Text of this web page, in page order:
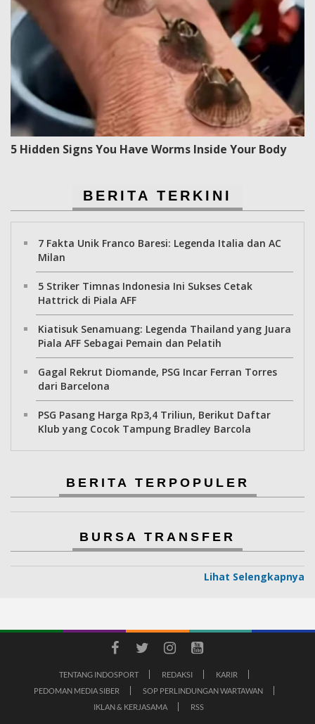
5 Hidden Signs You Have Worms Inside Your Body
BERITA TERKINI
7 Fakta Unik Franco Baresi: Legenda Italia dan AC
Milan
5 Striker Timnas Indonesia Ini Sukses Cetak
Hattrick di Piala AFF
Kiatisuk Senamuang: Legenda Thailand yang Juara
Piala AFF Sebagai Pemain dan Pelatih
Gagal Rekrut Diomande, PSG Incar Ferran Torres
dari Barcelona
PSG Pasang Harga Rp3,4 Triliun, Berikut Daftar
Klub yang Cocok Tampung Bradley Barcola
BERITA TERPOPULER
BURSA TRANSFER
Lihat Selengkapnya
TENTANG INDOSPORT REDAKSI
KARIR
PEDOMAN MEDIA SIBER
SOP PERLINDUNGAN WARTAWAN
IKLAN & KERJASAMA
RSS